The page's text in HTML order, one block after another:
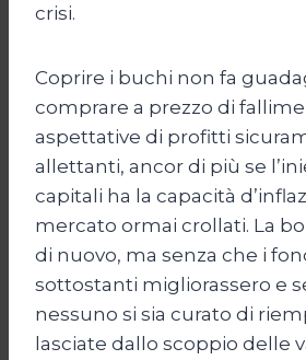
crisi.
Coprire i buchi non fa
comprare a prezzo di
aspettative di profitti
allettanti, ancor di più se
capitali ha la capacità
mercato ormai crollati. La
di nuovo, ma senza che i
sottostanti migliorassero e
nessuno si sia curato di
lasciate dallo scoppio delle